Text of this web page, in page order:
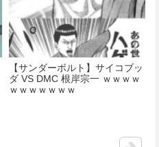
【サンダーボルト】サイコブッ
ダ VS DMC 根岸宗一 ｗｗｗｗ
ｗｗｗｗｗｗｗ